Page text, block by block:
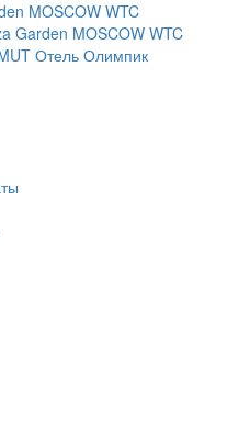
MOSCOW WTC
Garden MOSCOW WTC
Отель Олимпик